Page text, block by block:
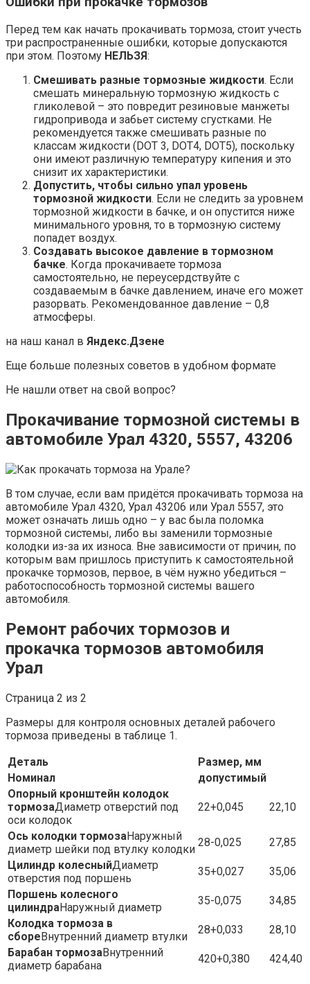
Перед тем как начать прокачивать тормоза, стоит учесть
три распространенные ошибки, которые допускаются
при этом. Поэтому НЕЛЬЗЯ:
Смешивать разные тормозные жидкости. Если
смешать минеральную тормозную жидкость с
гликолевой – это повредит резиновые манжеты
гидропривода и забьет систему сгустками. Не
рекомендуется также смешивать разные по
классам жидкости (DOT 3, DOT4, DOT5), поскольку
они имеют различную температуру кипения и это
снизит их характеристики.
Допустить, чтобы сильно упал уровень
тормозной жидкости. Если не следить за уровнем
тормозной жидкости в бачке, и он опустится ниже
минимального уровня, то в тормозную систему
попадет воздух.
Создавать высокое давление в тормозном
бачке. Когда прокачиваете тормоза
самостоятельно, не переусердствуйте с
создаваемым в бачке давлением, иначе его может
разорвать. Рекомендованное давление – 0,8
атмосферы.
на наш канал в Яндекс.Дзене
Еще больше полезных советов в удобном формате
Не нашли ответ на свой вопрос?
Прокачивание тормозной системы в
автомобиле Урал 4320, 5557, 43206
В том случае, если вам придётся прокачивать тормоза на
автомобиле Урал 4320, Урал 43206 или Урал 5557, это
может означать лишь одно – у вас была поломка
тормозной системы, либо вы заменили тормозные
колодки из-за их износа. Вне зависимости от причин, по
которым вам пришлось приступить к самостоятельной
прокачке тормозов, первое, в чём нужно убедиться –
работоспособность тормозной системы вашего
автомобиля.
Ремонт рабочих тормозов и
прокачка тормозов автомобиля
Урал
Страница 2 из 2
Размеры для контроля основных деталей рабочего
тормоза приведены в таблице 1.
Деталь
Размер, мм
Номинал
допустимый
Опорный кронштейн колодок
тормозаДиаметр отверстий под
оси колодок
22+0,045 22,10
Ось колодки тормозаНаружный
диаметр шейки под втулку колодки
28-0,025
27,85
Цилиндр колесныйДиаметр
отверстия под поршень
35+0,027
35,06
Поршень колесного
цилиндраНаружный диаметр
35-0,075
34,85
Колодка тормоза в
сбореВнутренний диаметр втулки
28+0,033
28,10
Барабан тормозаВнутренний
диаметр барабана
420+0,380 424,40